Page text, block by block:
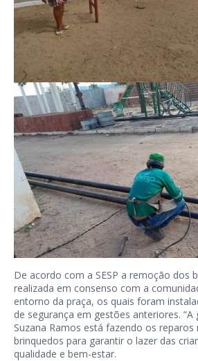
De acordo com a SESP a remoção dos
realizada em consenso com a
entorno da praça, os quais foram
de segurança em gestões anteriores.
Suzana Ramos está fazendo os reparos
brinquedos para garantir o lazer das
qualidade e bem-estar.